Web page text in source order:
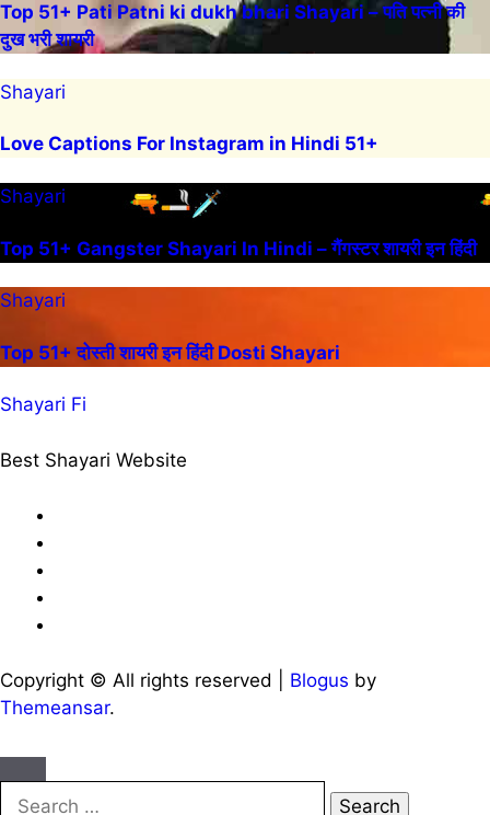
Top 51+ Pati Patni ki dukh bhari Shayari – पति पत्नी की
दुख भरी शायरी
Shayari
Love Captions For Instagram in Hindi 51+
Shayari
Top 51+ Gangster Shayari In Hindi – गैंगस्टर शायरी इन हिंदी
Shayari
Top 51+ दोस्ती शायरी इन हिंदी Dosti Shayari
Shayari Fi
Best Shayari Website
Copyright © All rights reserved Blogus by
Themeansar.
Search